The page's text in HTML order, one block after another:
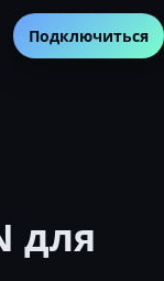
Подключиться
для